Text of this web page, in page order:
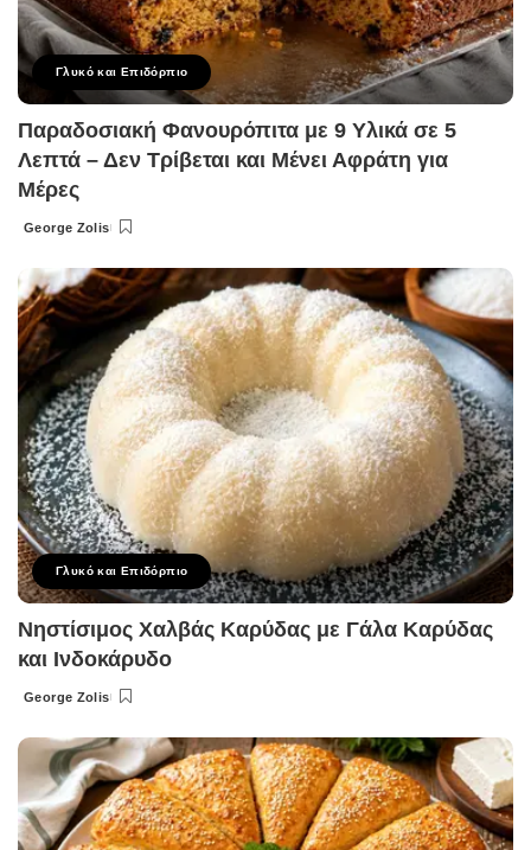
Γλυκό και Επιδόρπιο
Παραδοσιακή Φανουρόπιτα με 9 Υλικά σε 5
Λεπτά – Δεν Τρίβεται και Μένει Αφράτη για
Μέρες
Posted
George Zolis
Γλυκό και Επιδόρπιο
Νηστίσιμος Χαλβάς Καρύδας με Γάλα Καρύδας
και Ινδοκάρυδο
Posted
George Zolis